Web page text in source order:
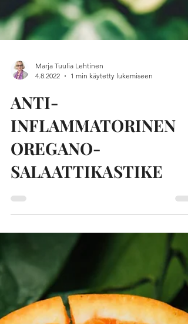
4.8.2022
1 min käytetty lukemiseen
INFLAMMATORINEN
OREGANO-
SALAATTIKASTIKE